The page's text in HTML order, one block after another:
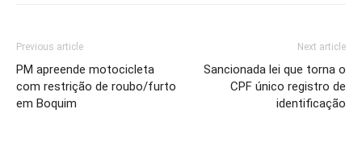
Previous article
PM apreende motocicleta
com restrição de roubo/furto
em Boquim
Next article
Sancionada lei que torna o
CPF único registro de
identificação